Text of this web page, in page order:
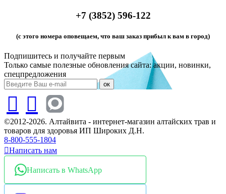
+7 (3852) 596-122
(с этого номера оповещаем, что ваш заказ прибыл к вам в город)
Подпишитесь и получайте первым
Только самые полезные обновления сайта: акции, новинки,
спецпредложения
ок
©2012-2026. Алтайвита - интернет-магазин алтайских трав и
товаров для здоровья ИП Широких Д.Н.
8-800-555-1804
Написать нам
Написать в WhatsApp